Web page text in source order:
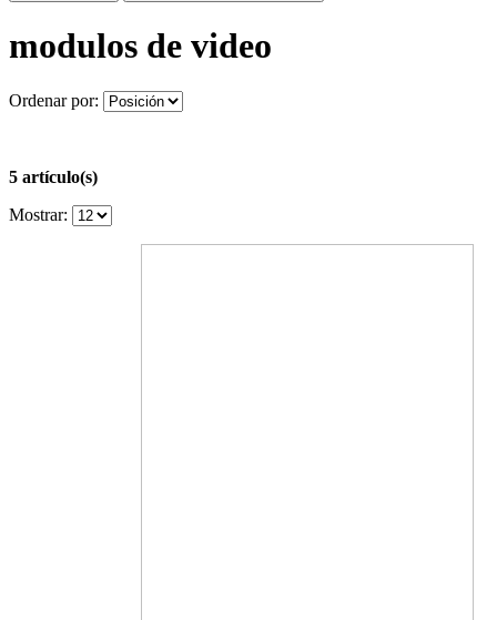
modulos de video
Ordenar por:
5 artículo(s)
Mostrar: